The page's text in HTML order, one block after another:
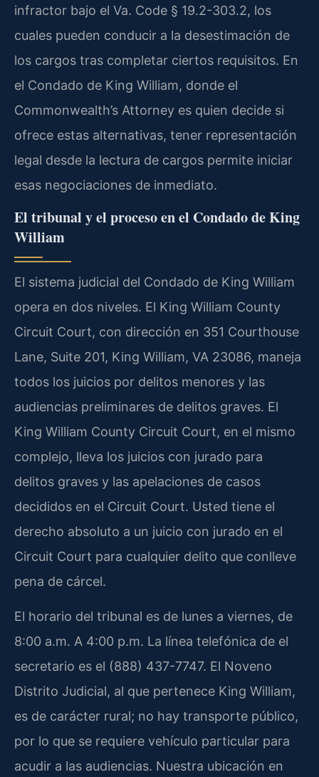
infractor bajo el Va. Code § 19.2-303.2, los
cuales pueden conducir a la desestimación de
los cargos tras completar ciertos requisitos. En
el Condado de King William, donde el
Commonwealth’s Attorney es quien decide si
ofrece estas alternativas, tener representación
legal desde la lectura de cargos permite iniciar
esas negociaciones de inmediato.
El tribunal y el proceso en el Condado de King
William
El sistema judicial del Condado de King William
opera en dos niveles. El King William County
Circuit Court, con dirección en 351 Courthouse
Lane, Suite 201, King William, VA 23086, maneja
todos los juicios por delitos menores y las
audiencias preliminares de delitos graves. El
King William County Circuit Court, en el mismo
complejo, lleva los juicios con jurado para
delitos graves y las apelaciones de casos
decididos en el Circuit Court. Usted tiene el
derecho absoluto a un juicio con jurado en el
Circuit Court para cualquier delito que conlleve
pena de cárcel.
El horario del tribunal es de lunes a viernes, de
8:00 a.m. A 4:00 p.m. La línea telefónica de el
secretario es el (888) 437-7747. El Noveno
Distrito Judicial, al que pertenece King William,
es de carácter rural; no hay transporte público,
por lo que se requiere vehículo particular para
acudir a las audiencias. Nuestra ubicación en